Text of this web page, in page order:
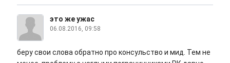
это же ужас
06.08.2016, 09:58
беру свои слова обратно про консульство и мид. Тем не